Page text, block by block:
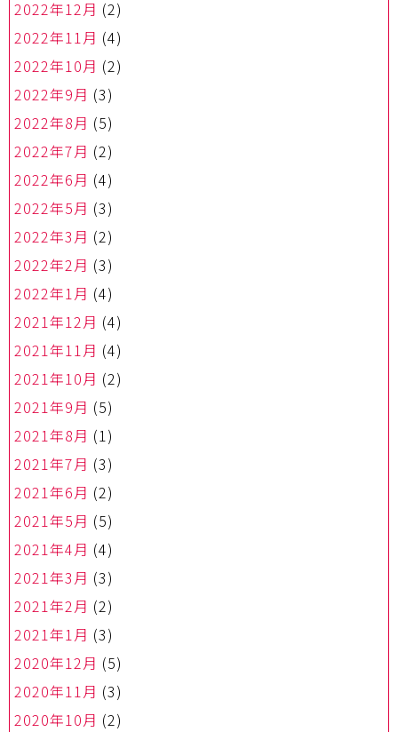
2022年12月 (2)
2022年11月 (4)
2022年10月 (2)
2022年9月 (3)
2022年8月 (5)
2022年7月 (2)
2022年6月 (4)
2022年5月 (3)
2022年3月 (2)
2022年2月 (3)
2022年1月 (4)
2021年12月 (4)
2021年11月 (4)
2021年10月 (2)
2021年9月 (5)
2021年8月 (1)
2021年7月 (3)
2021年6月 (2)
2021年5月 (5)
2021年4月 (4)
2021年3月 (3)
2021年2月 (2)
2021年1月 (3)
2020年12月 (5)
2020年11月 (3)
2020年10月 (2)